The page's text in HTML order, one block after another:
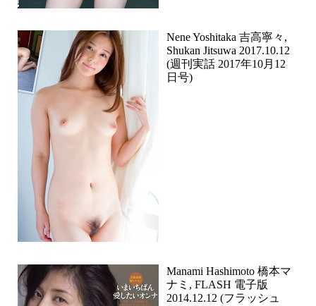
Nene Yoshitaka 吉高寧々,
Shukan Jitsuwa 2017.10.12
(週刊実話 2017年10月12
日号)
Manami Hashimoto 橋本マ
ナミ, FLASH 電子版
2014.12.12 (フラッシュ